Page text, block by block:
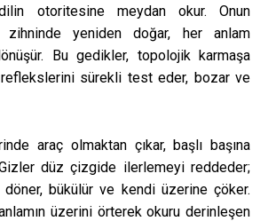
dilin otoritesine meydan okur. Onun
zihninde yeniden doğar, her anlam
Bu gedikler, topolojik karmaşa
reflekslerini sürekli test eder, bozar ve
araç olmaktan çıkar, başlı başına
düz çizgide ilerlemeyi reddeder;
bükülür ve kendi üzerine çöker.
üzerini örterek okuru derinleşen